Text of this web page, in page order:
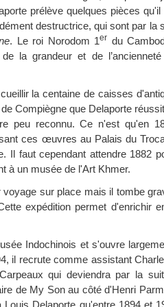
prélève quelques pièces
destructrice, qui sont par la
. Le roi Norodom 1er du
la grandeur et de
la centaine de caisses
Compiègne que Delaporte
peu reconnu. Ce n'est qu'en
ces œuvres au Palais du
Il faut cependant attendre 1882
à un musée de l'Art Khmer.
sur place mais il tombe
expédition permet d'enrichir
Indochinois et s'ouvre
il recrute comme assistant
qui deviendra par la
de My Son au côté d'Henri